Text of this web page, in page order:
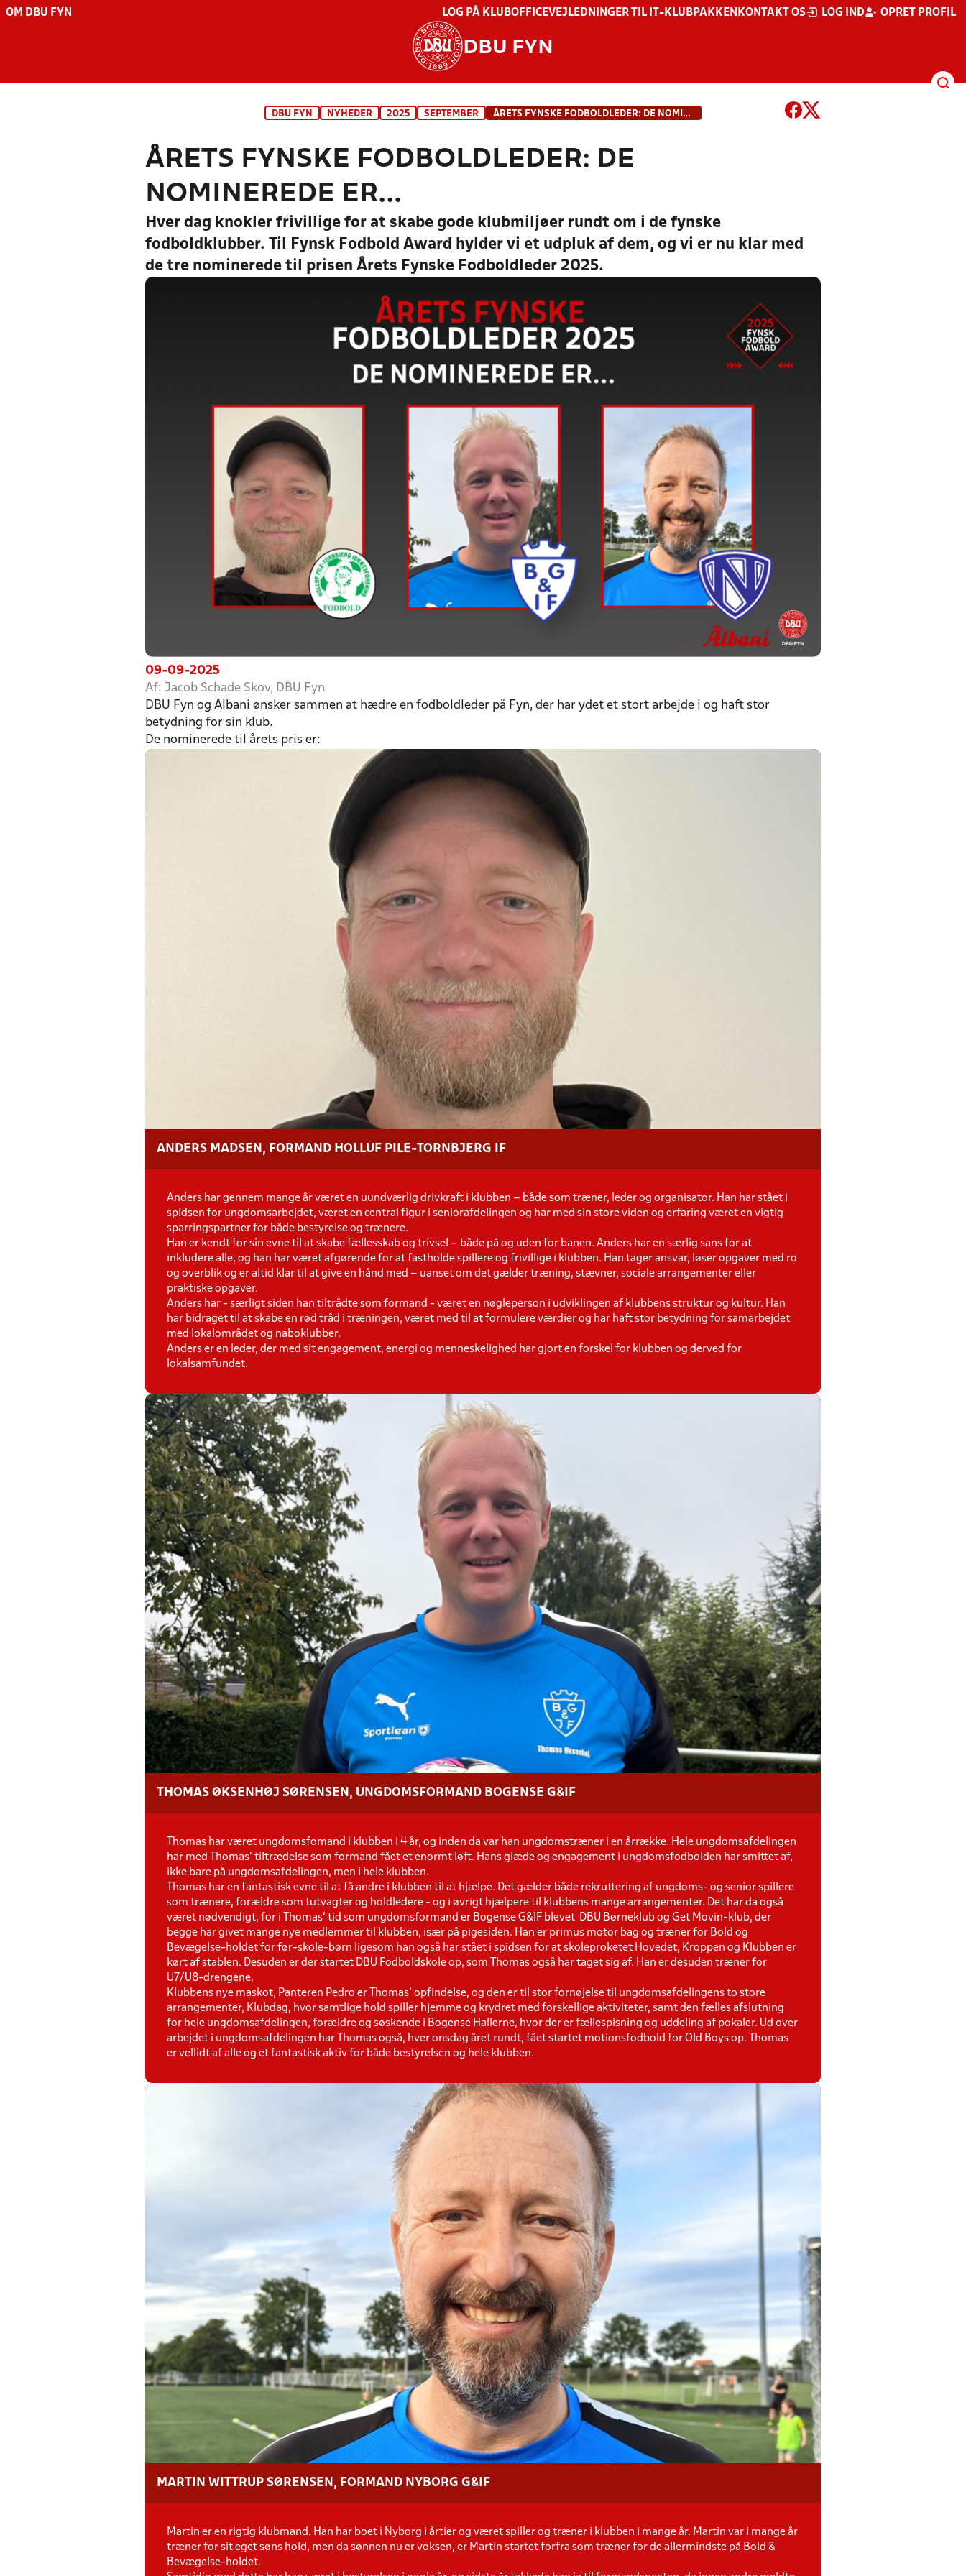
OM DBU FYN LOG PÅ KLUBOFFICEVEJLEDNINGER TIL IT-KLUBPAKKEN KONTAKT OS LOG IND OPRET PROFIL
DBU FYN
DBU FYN NYHEDER 2025 SEPTEMBER ÅRETS FYNSKE FODBOLDLEDER: DE NOMINEREDE ER...
ÅRETS FYNSKE FODBOLDLEDER: DE
NOMINEREDE ER...
Hver dag knokler frivillige for at skabe gode klubmiljøer rundt om i de fynske
fodboldklubber. Til Fynsk Fodbold Award hylder vi et udpluk af dem, og vi er nu klar med
de tre nominerede til prisen Årets Fynske Fodboldleder 2025.
09-09-2025
Af: Jacob Schade Skov, DBU Fyn
DBU Fyn og Albani ønsker sammen at hædre en fodboldleder på Fyn, der har ydet et stort arbejde i og haft stor
betydning for sin klub.
De nominerede til årets pris er:
ANDERS MADSEN, FORMAND HOLLUF PILE-TORNBJERG IF
Anders har gennem mange år været en uundværlig drivkraft i klubben – både som træner, leder og organisator. Han har stået i
spidsen for ungdomsarbejdet, været en central figur i seniorafdelingen og har med sin store viden og erfaring været en vigtig
sparringspartner for både bestyrelse og trænere.
Han er kendt for sin evne til at skabe fællesskab og trivsel – både på og uden for banen. Anders har en særlig sans for at
inkludere alle, og han har været afgørende for at fastholde spillere og frivillige i klubben. Han tager ansvar, løser opgaver med ro
og overblik og er altid klar til at give en hånd med – uanset om det gælder træning, stævner, sociale arrangementer eller
praktiske opgaver.
Anders har - særligt siden han tiltrådte som formand - været en nøgleperson i udviklingen af klubbens struktur og kultur. Han
har bidraget til at skabe en rød tråd i træningen, været med til at formulere værdier og har haft stor betydning for samarbejdet
med lokalområdet og naboklubber.
Anders er en leder, der med sit engagement, energi og menneskelighed har gjort en forskel for klubben og derved for
lokalsamfundet.
THOMAS ØKSENHØJ SØRENSEN, UNGDOMSFORMAND BOGENSE G&IF
Thomas har været ungdomsfomand i klubben i 4 år, og inden da var han ungdomstræner i en årrække. Hele ungdomsafdelingen
har med Thomas' tiltrædelse som formand fået et enormt løft. Hans glæde og engagement i ungdomsfodbolden har smittet af,
ikke bare på ungdomsafdelingen, men i hele klubben.
Thomas har en fantastisk evne til at få andre i klubben til at hjælpe. Det gælder både rekruttering af ungdoms- og senior spillere
som trænere, forældre som tutvagter og holdledere - og i øvrigt hjælpere til klubbens mange arrangementer. Det har da også
været nødvendigt, for i Thomas' tid som ungdomsformand er Bogense G&IF blevet DBU Børneklub og Get Movin-klub, der
begge har givet mange nye medlemmer til klubben, især på pigesiden. Han er primus motor bag og træner for Bold og
Bevægelse-holdet for før-skole-børn ligesom han også har stået i spidsen for at skoleproketet Hovedet, Kroppen og Klubben er
kørt af stablen. Desuden er der startet DBU Fodboldskole op, som Thomas også har taget sig af. Han er desuden træner for
U7/U8-drengene.
Klubbens nye maskot, Panteren Pedro er Thomas' opfindelse, og den er til stor fornøjelse til ungdomsafdelingens to store
arrangementer, Klubdag, hvor samtlige hold spiller hjemme og krydret med forskellige aktiviteter, samt den fælles afslutning
for hele ungdomsafdelingen, forældre og søskende i Bogense Hallerne, hvor der er fællespisning og uddeling af pokaler. Ud over
arbejdet i ungdomsafdelingen har Thomas også, hver onsdag året rundt, fået startet motionsfodbold for Old Boys op. Thomas
er vellidt af alle og et fantastisk aktiv for både bestyrelsen og hele klubben.
MARTIN WITTRUP SØRENSEN, FORMAND NYBORG G&IF
Martin er en rigtig klubmand. Han har boet i Nyborg i årtier og været spiller og træner i klubben i mange år. Martin var i mange år
træner for sit eget søns hold, men da sønnen nu er voksen, er Martin startet forfra som træner for de allermindste på Bold &
Bevægelse-holdet.